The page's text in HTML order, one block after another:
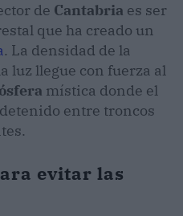
de Cantabria es ser
que ha creado un
. La densidad de la
luz llegue con fuerza al
mística donde el
entre troncos
evitar las